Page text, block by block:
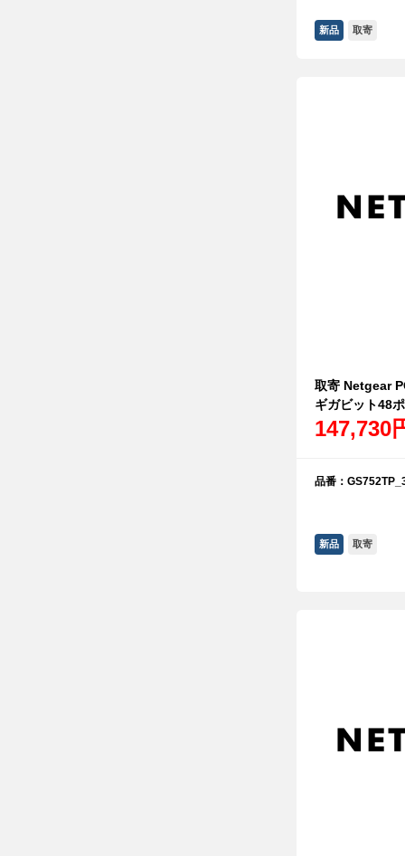
新品 取寄
取寄 Netgear
ギガビット48
147,730
品番：
新品 取寄